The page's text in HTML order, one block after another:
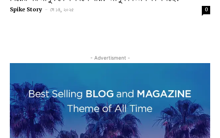
Spike Story - মে ১৪, ২০২৫ 0
- Advertisment -